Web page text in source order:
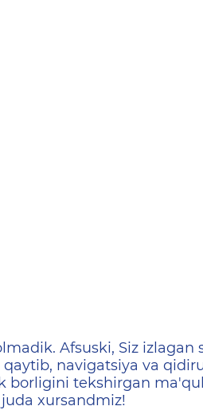
Afsuski, Siz izlagan
navigatsiya va
borligini tekshirgan
xursandmiz!